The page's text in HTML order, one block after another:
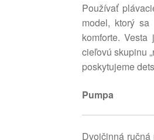
Používať
model, ktorý
komforte.
cieľovú skupinu
poskytujeme
Pumpa
Dvojčinná